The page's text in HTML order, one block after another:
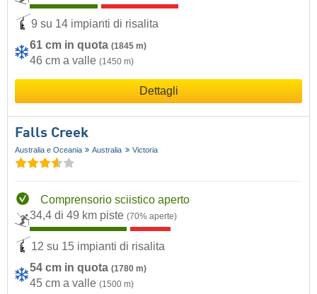
9 su 14 impianti di risalita
61 cm in quota (1845 m)
46 cm a valle (1450 m)
Dettagli
Falls Creek
Australia e Oceania Australia Victoria
Comprensorio sciistico aperto
34,4 di 49 km piste (70% aperte)
12 su 15 impianti di risalita
54 cm in quota (1780 m)
45 cm a valle (1500 m)